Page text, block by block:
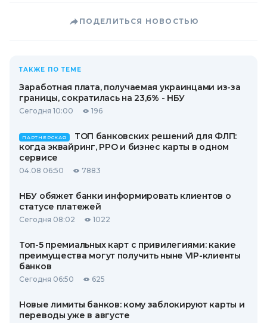
ПОДЕЛИТЬСЯ НОВОСТЬЮ
ТАКЖЕ ПО ТЕМЕ
Заработная плата, получаемая украинцами из-за
границы, сократилась на 23,6% - НБУ
Сегодня 10:00 196
ПАРТНЕРСКАЯ
ТОП банковских решений для ФЛП:
когда эквайринг, РРО и бизнес карты в одном
сервисе
04.08 06:50 7883
НБУ обяжет банки информировать клиентов о
статусе платежей
Сегодня 08:02 1022
Топ-5 премиальных карт с привилегиями: какие
преимущества могут получить ныне VIP-клиенты
банков
Сегодня 06:50 625
Новые лимиты банков: кому заблокируют карты и
переводы уже в августе